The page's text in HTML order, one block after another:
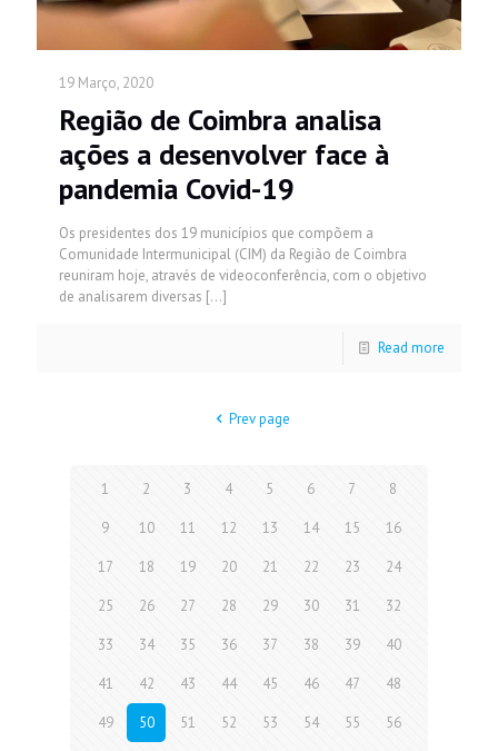
19 Março, 2020
Região de Coimbra analisa
ações a desenvolver face à
pandemia Covid-19
Os presidentes dos 19 municípios que compõem a
Comunidade Intermunicipal (CIM) da Região de Coimbra
reuniram hoje, através de videoconferência, com o objetivo
de analisarem diversas […]
Read more
Prev page
1 2 3 4 5 6 7 8
9 10 11 12 13 14 15 16
17 18 19 20 21 22 23 24
25 26 27 28 29 30 31 32
33 34 35 36 37 38 39 40
41 42 43 44 45 46 47 48
49 50 51 52 53 54 55 56